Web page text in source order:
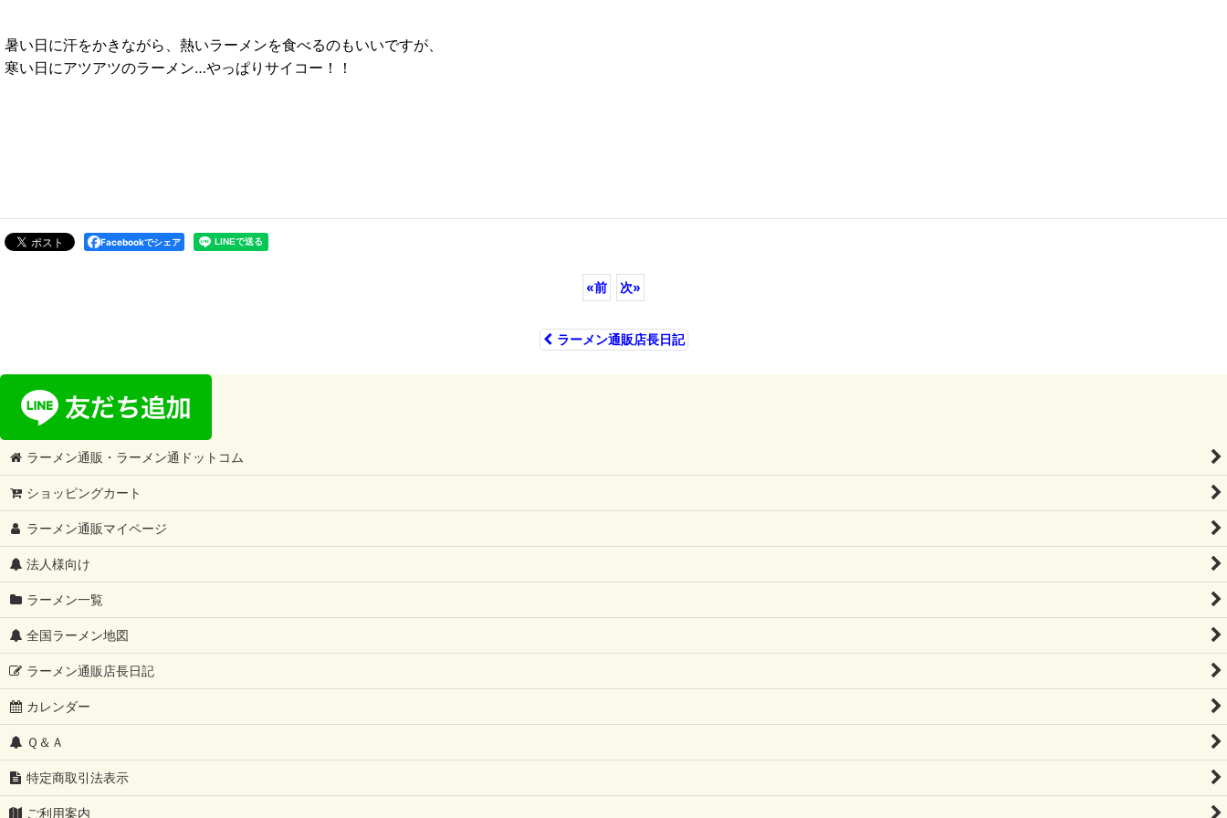
暑い日に汗をかきながら、熱いラーメンを食べるのもいいですが、
寒い日にアツアツのラーメン…やっぱりサイコー！！
Facebookでシェア
«前 次»
ラーメン通販店長日記
ラーメン通販・ラーメン通ドットコム
ショッピングカート
ラーメン通販マイページ
法人様向け
ラーメン一覧
全国ラーメン地図
ラーメン通販店長日記
カレンダー
Ｑ＆Ａ
特定商取引法表示
ご利用案内